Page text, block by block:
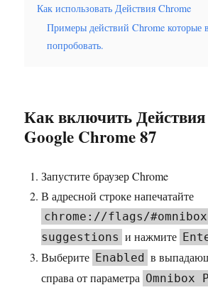
Как использовать Действия Chrome
Примеры действий Chrome которые
попробовать.
Как включить
Google Chrome 87
Запустите браузер Chrome
В адресной строке напечатайте
chrome://flags/
suggestions и нажмите
Выберите Enabled в
справа от параметра Omnibox